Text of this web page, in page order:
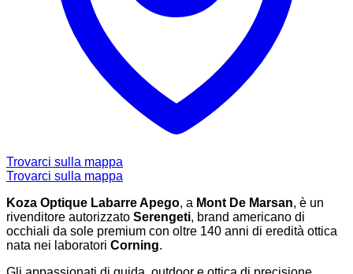
Trovarci sulla mappa
Trovarci sulla mappa
Koza Optique Labarre Apego, a Mont De Marsan, è un
rivenditore autorizzato Serengeti, brand americano di
occhiali da sole premium con oltre 140 anni di eredità ottica
nata nei laboratori Corning.